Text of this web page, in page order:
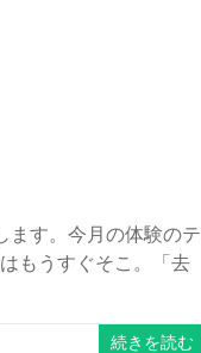
ます。今月の体験のテ
もうすぐそこ。「去
続きを読む